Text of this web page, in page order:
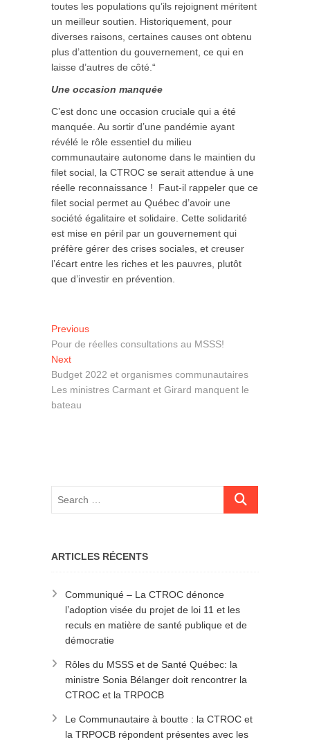
toutes les populations qu’ils rejoignent méritent
un meilleur soutien. Historiquement, pour
diverses raisons, certaines causes ont obtenu
plus d’attention du gouvernement, ce qui en
laisse d’autres de côté.“
Une occasion manquée
C’est donc une occasion cruciale qui a été
manquée. Au sortir d’une pandémie ayant
révélé le rôle essentiel du milieu
communautaire autonome dans le maintien du
filet social, la CTROC se serait attendue à une
réelle reconnaissance ! Faut-il rappeler que ce
filet social permet au Québec d’avoir une
société égalitaire et solidaire. Cette solidarité
est mise en péril par un gouvernement qui
préfère gérer des crises sociales, et creuser
l’écart entre les riches et les pauvres, plutôt
que d’investir en prévention.
Navigation
de
l'article
PreviousPrevious
post:
Pour de réelles consultations au MSSS!
NextNext
post:
Budget 2022 et organismes communautaires
Les ministres Carmant et Girard manquent le
bateau
ARTICLES RÉCENTS
Communiqué – La CTROC dénonce
l’adoption visée du projet de loi 11 et les
reculs en matière de santé publique et de
démocratie
Rôles du MSSS et de Santé Québec: la
ministre Sonia Bélanger doit rencontrer la
CTROC et la TRPOCB
Le Communautaire à boutte : la CTROC et
la TRPOCB répondent présentes avec les